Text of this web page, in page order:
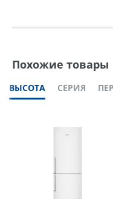
Похожие товары
ВЫСОТА СЕРИЯ